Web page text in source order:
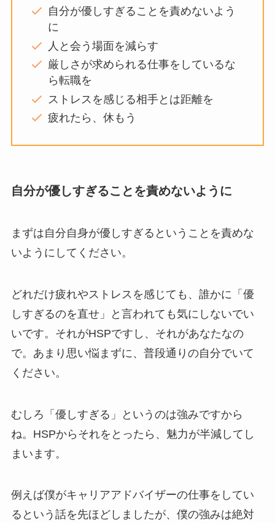
自分が優しすぎることを責めないよう
に
人と会う場面を減らす
厳しさが求められる仕事をしているな
ら転職を
ストレスを感じる相手とは距離を
疲れたら、休もう
自分が優しすぎることを責めないように
まずは自分自身が優しすぎるということを責めな
いようにしてください。
どれだけ疲れやストレスを感じても、誰かに「優
しすぎるのを直せ」と言われても気にしないでい
いです。それがHSPですし、それがあなたなの
で。あまり思い悩まずに、普段通りの自分でいて
ください。
むしろ「優しすぎる」というのは強みですから
ね。HSPからそれをとったら、魅力が半減してし
まいます。
例えば僕がキャリアアドバイザーの仕事をしてい
るという話を先ほどしましたが、僕の強みは絶対